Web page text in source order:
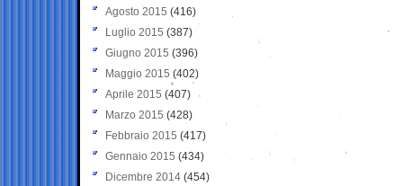
Agosto 2015 (416)
Luglio 2015 (387)
Giugno 2015 (396)
Maggio 2015 (402)
Aprile 2015 (407)
Marzo 2015 (428)
Febbraio 2015 (417)
Gennaio 2015 (434)
Dicembre 2014 (454)